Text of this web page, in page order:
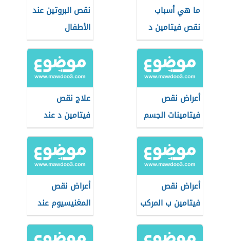
ما هي أسباب
نقص فيتامين د
نقص البروتين عند
الأطفال
أعراض نقص
فيتامينات الجسم
علاج نقص
فيتامين د عند
الأطفال
أعراض نقص
فيتامين ب المركب
أعراض نقص
المغنيسيوم عند
النساء